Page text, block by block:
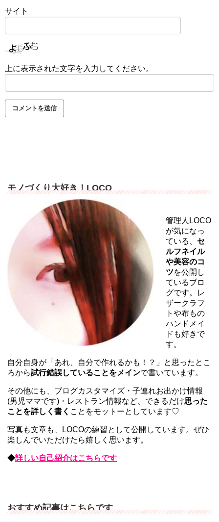
サイト
上に表示された文字を入力してください。
モノづくり大好き！LOCO
管理人LOCO
が気になっ
ている、 セ
ルフネイル
や美容のコ
ツを公開し
ているブロ
グです。レ
ザークラフ
トや布もの
ハンドメイ
ドも好きで
す。
自分自身が「あれ、自分で作れるかも！？」と思ったとこ
ろから試行錯誤していることをメインで書いています。
その他にも、ブログカスタマイズ・子連れお出かけ情報
(男児ママです)・レストラン情報など、できるだけ思った
ことを詳しく書く ことをモットーとしています♡
写真も文章も、LOCOの練習として公開しています。ぜひ
楽しんでいただけたら嬉しく思います。
◆詳しい自己紹介はこちらです
おすすめ記事はこちらです